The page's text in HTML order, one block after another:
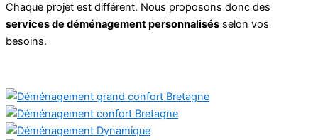
Chaque projet est différent. Nous proposons donc des
services de déménagement personnalisés selon vos
besoins.